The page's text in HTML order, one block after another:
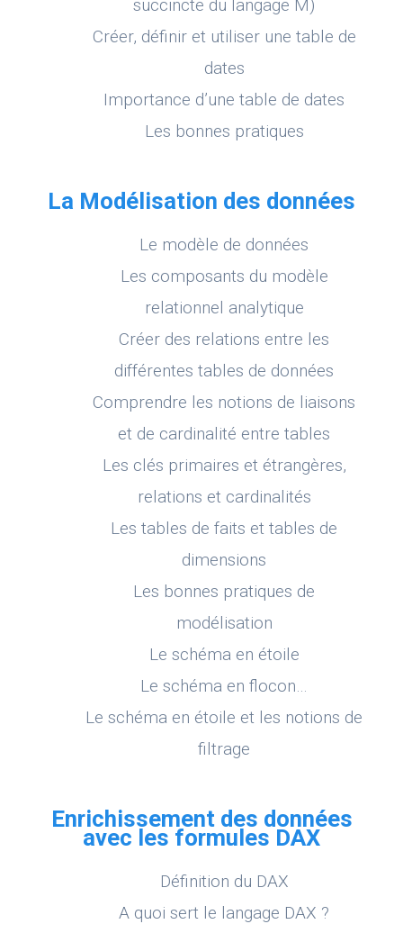
succincte du langage M)
Créer, définir et utiliser une table de
dates
Importance d’une table de dates
Les bonnes pratiques
La Modélisation des données
Le modèle de données
Les composants du modèle
relationnel analytique
Créer des relations entre les
différentes tables de données
Comprendre les notions de liaisons
et de cardinalité entre tables
Les clés primaires et étrangères,
relations et cardinalités
Les tables de faits et tables de
dimensions
Les bonnes pratiques de
modélisation
Le schéma en étoile
Le schéma en flocon…
Le schéma en étoile et les notions de
filtrage
Enrichissement des données
avec les formules DAX
Définition du DAX
A quoi sert le langage DAX ?